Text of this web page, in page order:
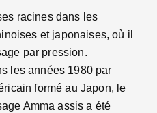
racines dans les
et japonaises, où il
par pression.
les années 1980 par
formé au Japon, le
Amma assis a été